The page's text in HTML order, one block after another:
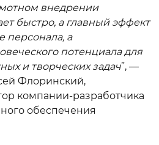
внедрении
быстро, а главный эффект
персонала, а
потенциала для
и творческих задач”, —
Флоринский,
компании-разработчика
обеспечения